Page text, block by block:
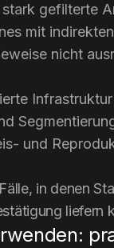
gefilterte
mit
nicht
und
in denen
liefern